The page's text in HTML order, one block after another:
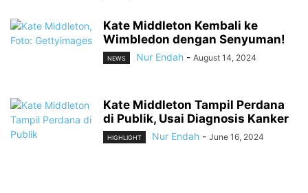
Kate Middleton Kembali ke
Wimbledon dengan Senyuman!
NEWS Nur Endah - August 14, 2024
Kate Middleton Tampil Perdana
di Publik, Usai Diagnosis Kanker
HIGHLIGHT Nur Endah - June 16, 2024